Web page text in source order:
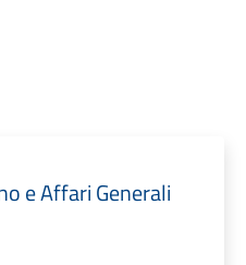
e Affari Generali